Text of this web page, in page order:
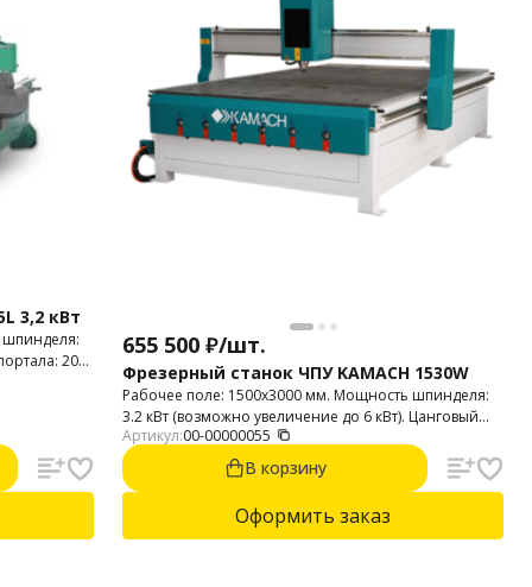
3,2 кВт
200
655 500 ₽/шт.
Фрезерный станок ЧПУ KAMACH 1530W
Рабочее поле: 1500х3000 мм. Мощность шпинделя:
3.2 кВт (возможно увеличение до 6 кВт). Цанговый
патрон: ER-20. Высота портала: 230 мм. Привода:
шаговые двигатели. Виды обработки: 2D и 3D.
Обрабатываемые материалы: пластик, фанера,
дерево, пластики (ПВХ, акрил, полистирол и т .п.).
Артикул:00-00000055
В корзину
Оформить заказ